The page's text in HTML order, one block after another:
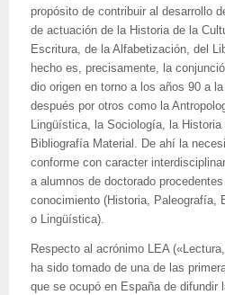
propósito de contribuir al desarrollo
de actuación de la Historia de la
Escritura, de la Alfabetización, del
hecho es, precisamente, la
dio origen en torno a los años 90 a
después por otros como la
Lingüística, la Sociología, la
Bibliografía Material. De ahí la
conforme con caracter
a alumnos de doctorado
conocimiento (Historia, Paleografía,
o Lingüística).
Respecto al acrónimo LEA
ha sido tomado de una de las
que se ocupó en España de difundir